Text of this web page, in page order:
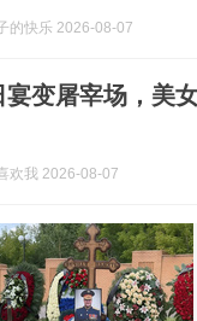
的快乐 2026-08-07
宴变屠宰场，美
欢我 2026-08-07